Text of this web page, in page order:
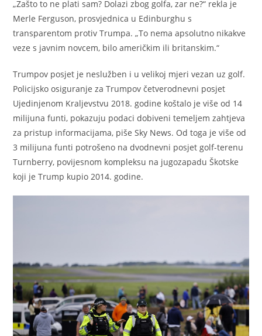
„Zašto to ne plati sam? Dolazi zbog golfa, zar ne?“ rekla je
Merle Ferguson, prosvjednica u Edinburghu s
transparentom protiv Trumpa. „To nema apsolutno nikakve
veze s javnim novcem, bilo američkim ili britanskim.“
Trumpov posjet je neslužben i u velikoj mjeri vezan uz golf.
Policijsko osiguranje za Trumpov četverodnevni posjet
Ujedinjenom Kraljevstvu 2018. godine koštalo je više od 14
milijuna funti, pokazuju podaci dobiveni temeljem zahtjeva
za pristup informacijama, piše Sky News. Od toga je više od
3 milijuna funti potrošeno na dvodnevni posjet golf-terenu
Turnberry, povijesnom kompleksu na jugozapadu Škotske
koji je Trump kupio 2014. godine.